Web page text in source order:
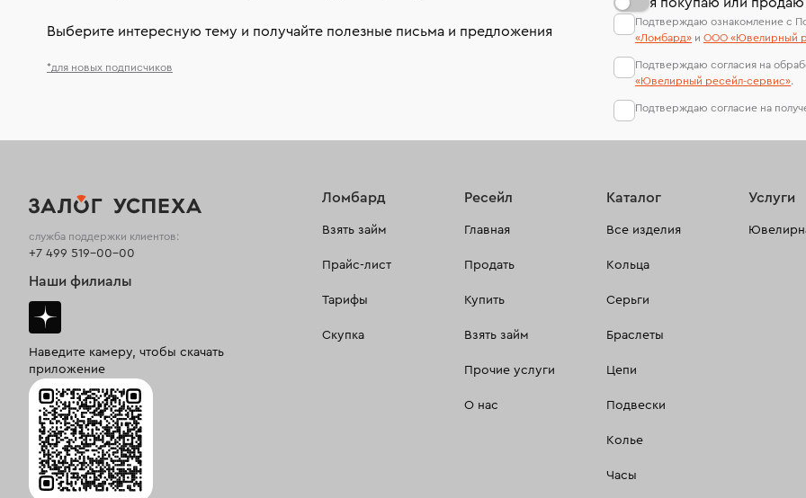
Выберите интересную тему и получайте полезные письма и предложения
*для новых подписчиков
Подтверждаю ознакомление с
«Ломбард» и ООО «Ювелирный
Подтверждаю согласия на
«Ювелирный ресейл-сервиc».
Подтверждаю согласие на
Ломбард
Взять займ
Прайс-лист
Тарифы
Скупка
Ресейл
Главная
Продать
Купить
Взять займ
Прочие услуги
О нас
Каталог
Все изделия
Кольца
Серьги
Браслеты
Цепи
Подвески
Колье
Часы
Услуги
служба поддержки клиентов:
+7 499 519-00-00
Наши филиалы
Наведите камеру, чтобы скачать
приложение